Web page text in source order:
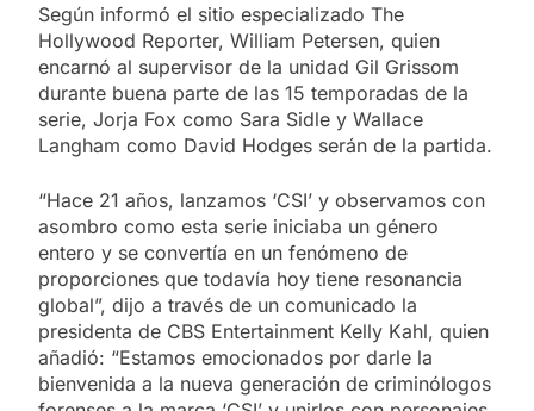
Según informó el sitio especializado The
Hollywood Reporter, William Petersen, quien
encarnó al supervisor de la unidad Gil Grissom
durante buena parte de las 15 temporadas de la
serie, Jorja Fox como Sara Sidle y Wallace
Langham como David Hodges serán de la partida.
“Hace 21 años, lanzamos ‘CSI’ y observamos con
asombro como esta serie iniciaba un género
entero y se convertía en un fenómeno de
proporciones que todavía hoy tiene resonancia
global”, dijo a través de un comunicado la
presidenta de CBS Entertainment Kelly Kahl, quien
añadió: “Estamos emocionados por darle la
bienvenida a la nueva generación de criminólogos